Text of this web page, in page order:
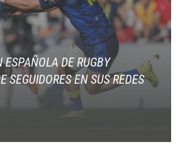
ESPAÑOLA DE RUGBY
SEGUIDORES EN SUS REDES